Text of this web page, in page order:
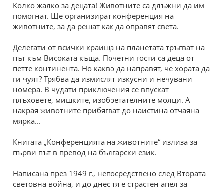
Колко жалко за децата! Животните са длъжни да им
помогнат. Ще организират конференция на
животните, за да решат как да оправят света.
Делегати от всички краища на планетата тръгват на
път към Високата къща. Почетни гости са деца от
петте континента. Но какво да направят, че хората да
ги чуят? Трябва да измислят изкусни и нечувани
номера. В чудати приключения се впускат
плъховете, мишките, изобретателните молци. А
накрая животните прибягват до наистина отчаяна
мярка...
Книгата „Конференцията на животните“ излиза за
първи път в превод на български език.
Написана през 1949 г., непосредствено след Втората
световна война, и до днес тя е страстен апел за